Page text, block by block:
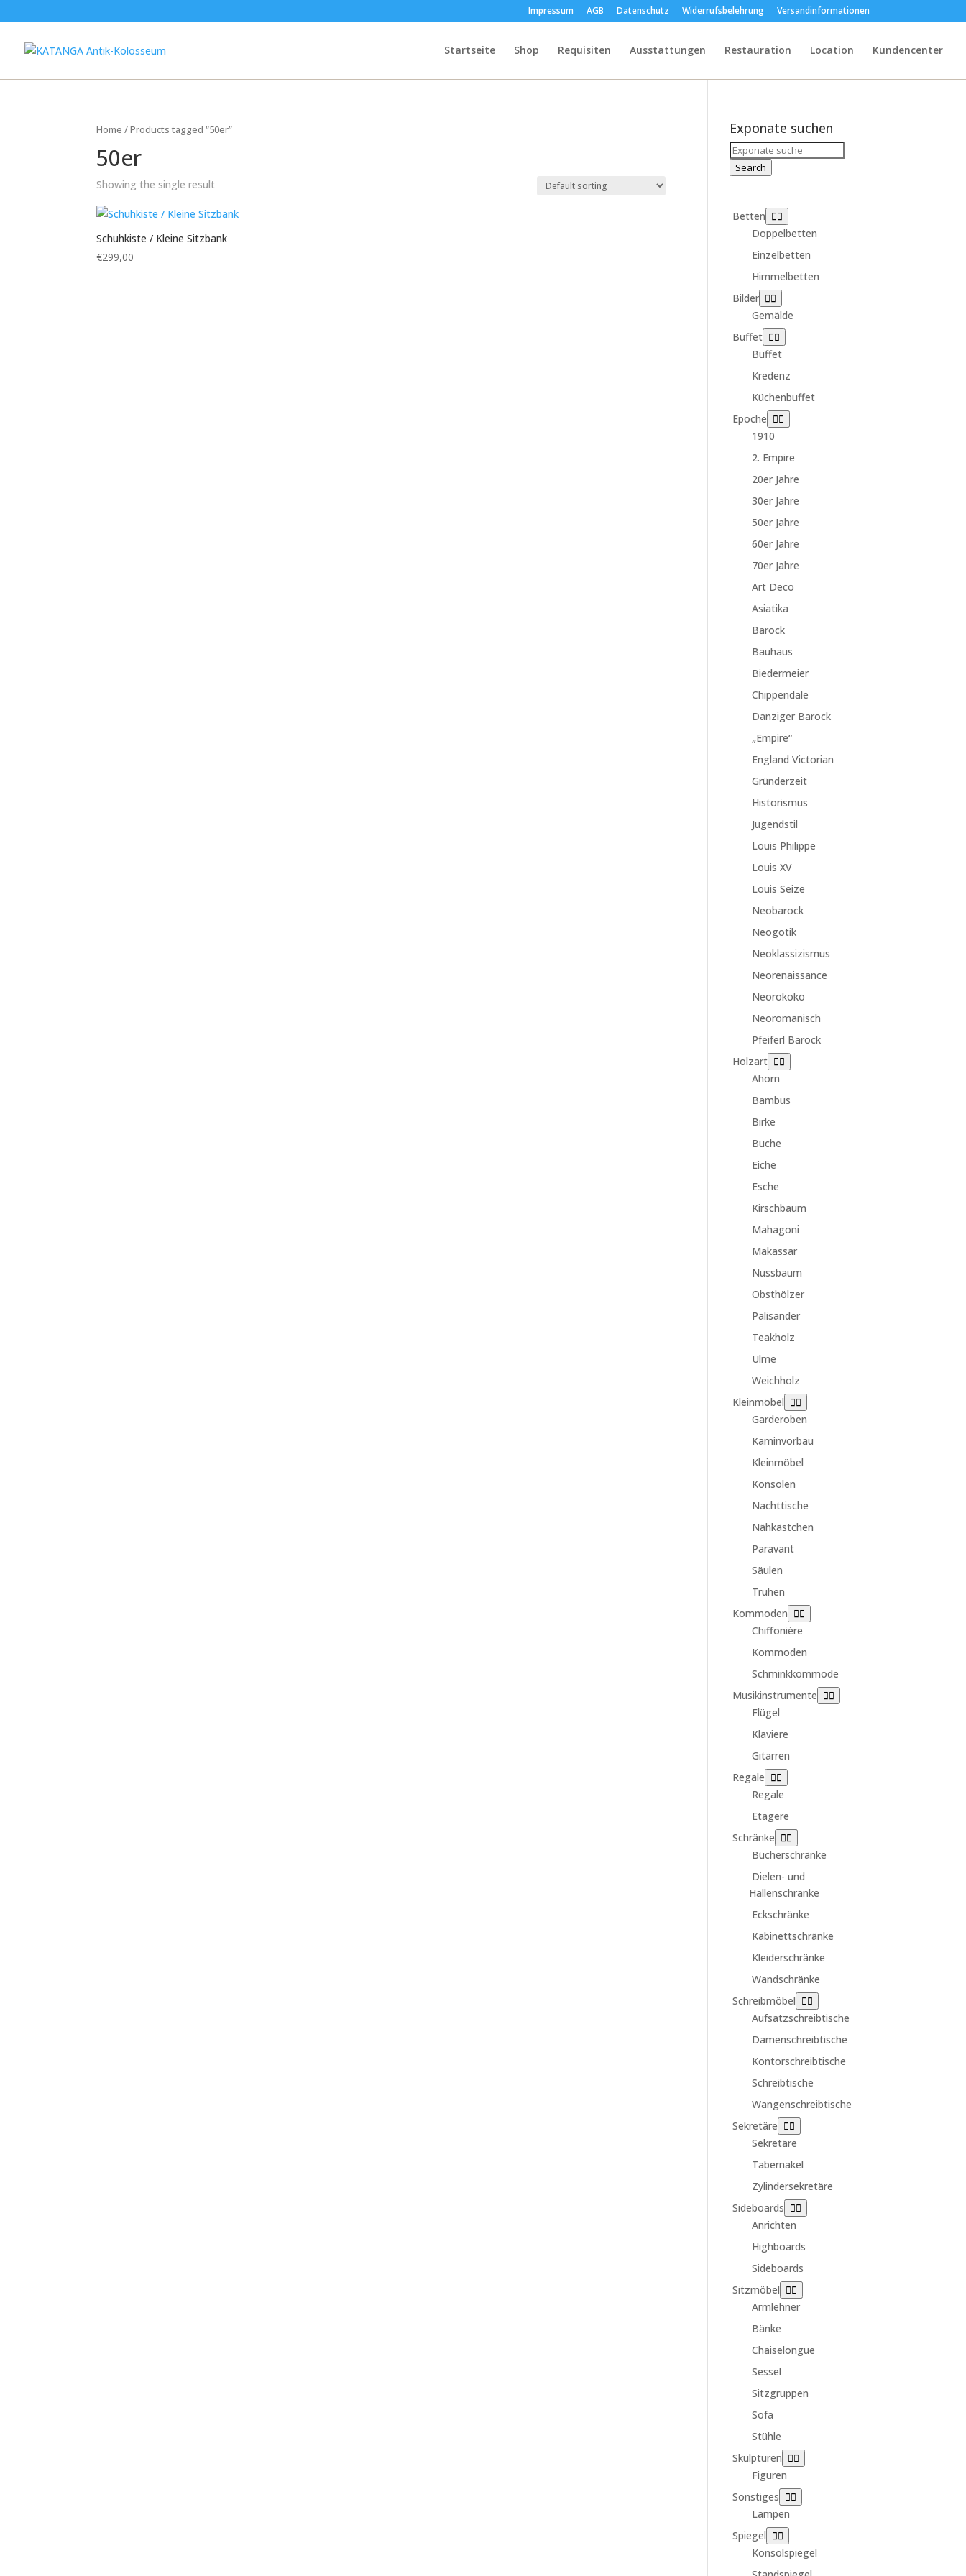
Impressum AGB Datenschutz Widerrufsbelehrung Versandinformationen
Startseite Shop Requisiten Ausstattungen Restauration Location Kundencenter
Home / Products tagged “50er”
50er
Showing the single result
Schuhkiste / Kleine Sitzbank
€299,00
Exponate suchen
Search
for:
Search
Betten
Doppelbetten
Einzelbetten
Himmelbetten
Bilder
Gemälde
Buffet
Buffet
Kredenz
Küchenbuffet
Epoche
1910
2. Empire
20er Jahre
30er Jahre
50er Jahre
60er Jahre
70er Jahre
Art Deco
Asiatika
Barock
Bauhaus
Biedermeier
Chippendale
Danziger Barock
„Empire“
England Victorian
Gründerzeit
Historismus
Jugendstil
Louis Philippe
Louis XV
Louis Seize
Neobarock
Neogotik
Neoklassizismus
Neorenaissance
Neorokoko
Neoromanisch
Pfeiferl Barock
Holzart
Ahorn
Bambus
Birke
Buche
Eiche
Esche
Kirschbaum
Mahagoni
Makassar
Nussbaum
Obsthölzer
Palisander
Teakholz
Ulme
Weichholz
Kleinmöbel
Garderoben
Kaminvorbau
Kleinmöbel
Konsolen
Nachttische
Nähkästchen
Paravant
Säulen
Truhen
Kommoden
Chiffonière
Kommoden
Schminkkommode
Musikinstrumente
Flügel
Klaviere
Gitarren
Regale
Regale
Etagere
Schränke
Bücherschränke
Dielen- und
Hallenschränke
Eckschränke
Kabinettschränke
Kleiderschränke
Wandschränke
Schreibmöbel
Aufsatzschreibtische
Damenschreibtische
Kontorschreibtische
Schreibtische
Wangenschreibtische
Sekretäre
Sekretäre
Tabernakel
Zylindersekretäre
Sideboards
Anrichten
Highboards
Sideboards
Sitzmöbel
Armlehner
Bänke
Chaiselongue
Sessel
Sitzgruppen
Sofa
Stühle
Skulpturen
Figuren
Sonstiges
Lampen
Spiegel
Konsolspiegel